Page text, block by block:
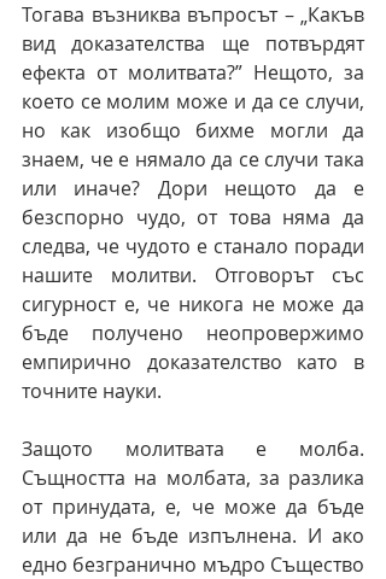
Тогава възниква въпросът – „Какъв
вид доказателства ще потвърдят
ефекта от молитвата?” Нещото, за
което се молим може и да се случи,
но как изобщо бихме могли да
знаем, че е нямало да се случи така
или иначе? Дори нещото да е
безспорно чудо, от това няма да
следва, че чудото е станало поради
нашите молитви. Отговорът със
сигурност е, че никога не може да
бъде получено неопровержимо
емпирично доказателство като в
точните науки.
Защото молитвата е молба.
Същността на молбата, за разлика
от принудата, е, че може да бъде
или да не бъде изпълнена. И ако
едно безгранично мъдро Същество